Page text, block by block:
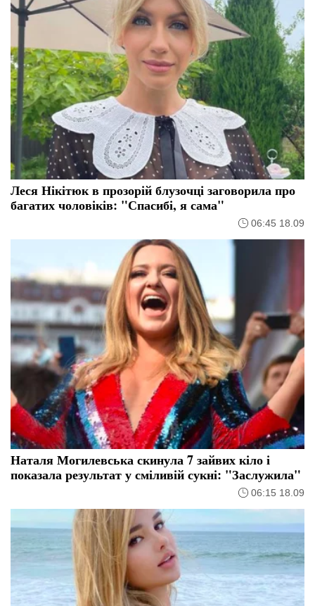
Леся Нікітюк в прозорій блузочці заговорила про
багатих чоловіків: "Спасибі, я сама"
06:45 18.09
Наталя Могилевська скинула 7 зайвих кіло і
показала результат у сміливій сукні: "Заслужила"
06:15 18.09